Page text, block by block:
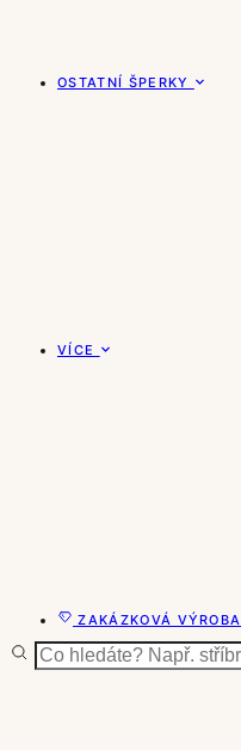
OSTATNÍ ŠPERKY
VÍCE
ZAKÁZKOVÁ VÝROBA